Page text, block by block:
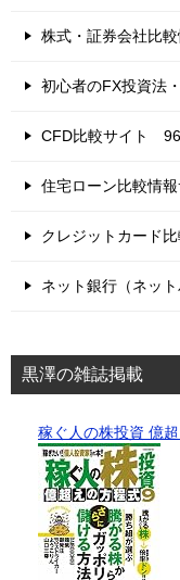
株式・証券会社比
初心者のFX投資法
CFD比較サイト
住宅ローン比較情
クレジットカード
ネット銀行（ネッ
黒澤の雑誌掲載
稼ぐ人の株投資 億